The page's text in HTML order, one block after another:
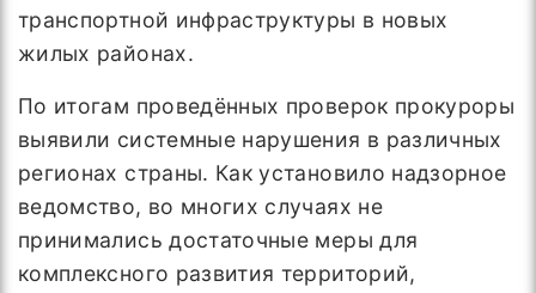
транспортной инфраструктуры в новых
жилых районах.
По итогам проведённых проверок прокуроры
выявили системные нарушения в различных
регионах страны. Как установило надзорное
ведомство, во многих случаях не
принимались достаточные меры для
комплексного развития территорий,